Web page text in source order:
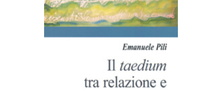
AGGIUNGI AL CARRELLO